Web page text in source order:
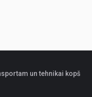
un tehnikai kopš